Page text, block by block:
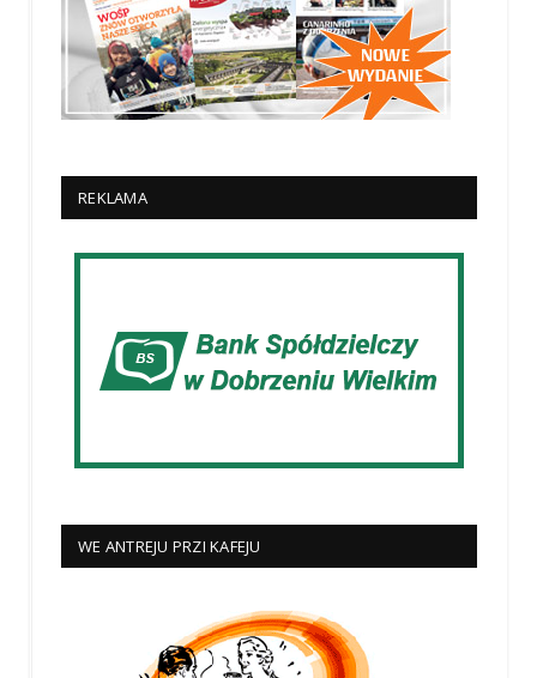
REKLAMA
WE ANTREJU PRZI KAFEJU